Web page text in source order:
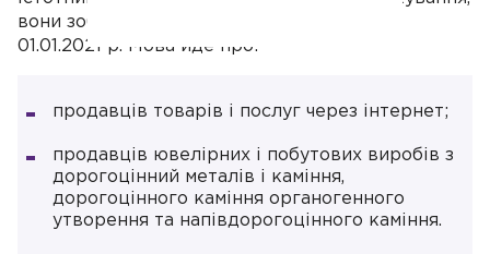
вони зобов’язані використовувати РРО з
01.01.2021 р. Мова йде про:
продавців товарів і послуг через інтернет;
продавців ювелірних і побутових виробів з
дорогоцінний металів і каміння,
дорогоцінного каміння органогенного
утворення та напівдорогоцінного каміння.